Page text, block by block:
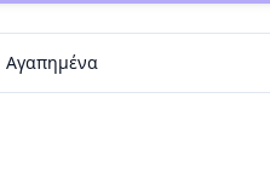
Αγαπημένα